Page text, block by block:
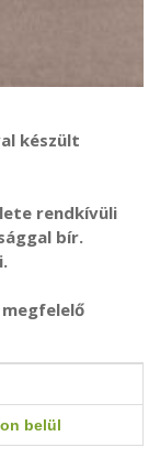
készült
rendkívüli
bír.
belül